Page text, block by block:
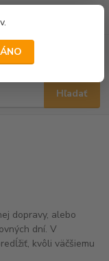
ÁNO
Hľadať
dopravy, alebo
dní. V
kvôli väčšiemu